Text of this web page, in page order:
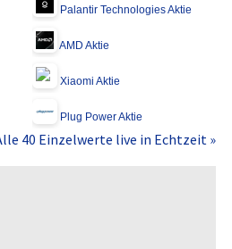
Palantir Technologies Aktie
AMD Aktie
Xiaomi Aktie
Plug Power Aktie
40 Einzelwerte live in Echtzeit »